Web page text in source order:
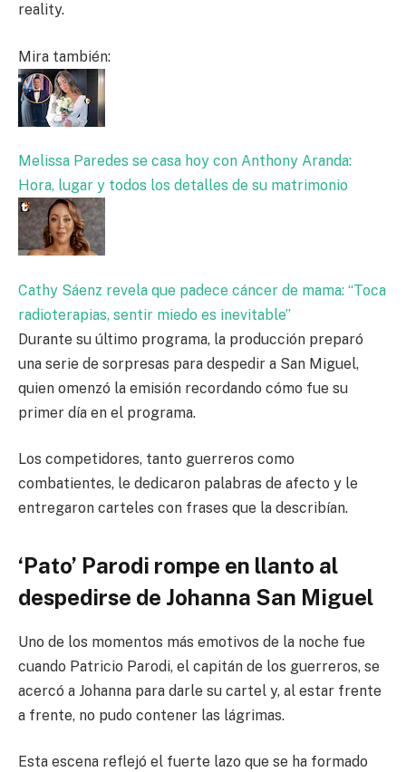
reality.
Mira también:
Melissa Paredes se casa hoy con Anthony Aranda:
Hora, lugar y todos los detalles de su matrimonio
Cathy Sáenz revela que padece cáncer de mama: “Toca
radioterapias, sentir miedo es inevitable”
Durante su último programa, la producción preparó
una serie de sorpresas para despedir a San Miguel,
quien omenzó la emisión recordando cómo fue su
primer día en el programa.
Los competidores, tanto guerreros como
combatientes, le dedicaron palabras de afecto y le
entregaron carteles con frases que la describían.
‘Pato’ Parodi rompe en llanto al
despedirse de Johanna San Miguel
Uno de los momentos más emotivos de la noche fue
cuando Patricio Parodi, el capitán de los guerreros, se
acercó a Johanna para darle su cartel y, al estar frente
a frente, no pudo contener las lágrimas.
Esta escena reflejó el fuerte lazo que se ha formado